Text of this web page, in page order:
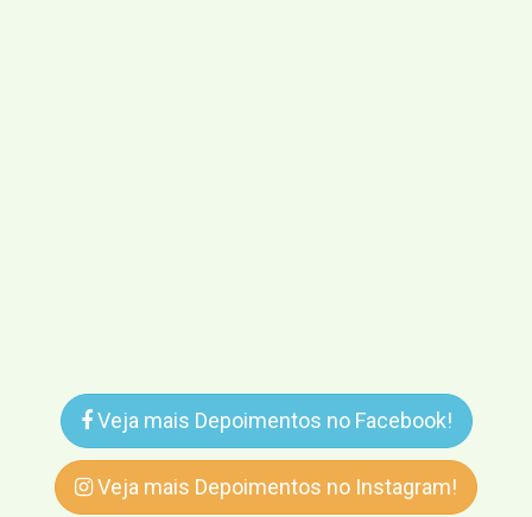
Veja mais Depoimentos no Facebook!
Veja mais Depoimentos no Instagram!